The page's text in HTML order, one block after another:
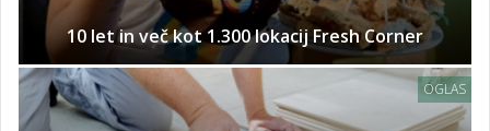
10 let in več kot 1.300 lokacij Fresh Corner
OGLAS